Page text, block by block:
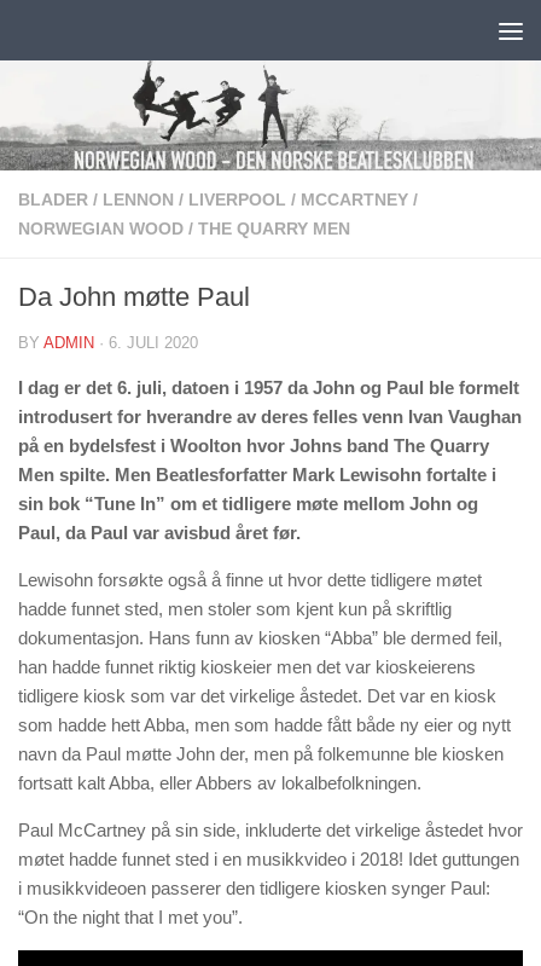
BLADER / LENNON / LIVERPOOL / MCCARTNEY /
NORWEGIAN WOOD / THE QUARRY MEN
Da John møtte Paul
BY ADMIN · 6. JULI 2020
I dag er det 6. juli, datoen i 1957 da John og Paul ble formelt
introdusert for hverandre av deres felles venn Ivan Vaughan
på en bydelsfest i Woolton hvor Johns band The Quarry
Men spilte. Men Beatlesforfatter Mark Lewisohn fortalte i
sin bok “Tune In” om et tidligere møte mellom John og
Paul, da Paul var avisbud året før.
Lewisohn forsøkte også å finne ut hvor dette tidligere møtet
hadde funnet sted, men stoler som kjent kun på skriftlig
dokumentasjon. Hans funn av kiosken “Abba” ble dermed feil,
han hadde funnet riktig kioskeier men det var kioskeierens
tidligere kiosk som var det virkelige åstedet. Det var en kiosk
som hadde hett Abba, men som hadde fått både ny eier og nytt
navn da Paul møtte John der, men på folkemunne ble kiosken
fortsatt kalt Abba, eller Abbers av lokalbefolkningen.
Paul McCartney på sin side, inkluderte det virkelige åstedet hvor
møtet hadde funnet sted i en musikkvideo i 2018! Idet guttungen
i musikkvideoen passerer den tidligere kiosken synger Paul:
“On the night that I met you”.